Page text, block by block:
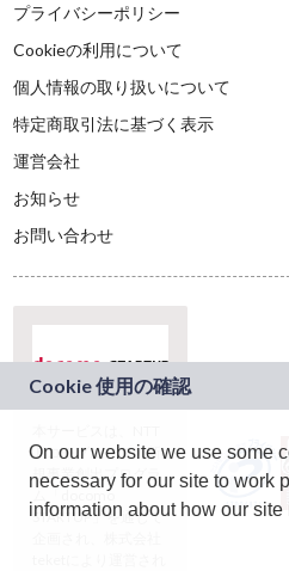
プライバシーポリシー
Cookieの利用について
個人情報の取り扱いについて
特定商取引法に基づく表示
運営会社
お知らせ
お問い合わせ
ドコモグループの新
規事業創出プログラ
ム「docomo
STARTUP」を通じて
On our website we use some
necessary for our site to work
information about how our site